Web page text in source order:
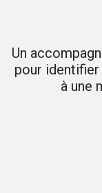
Un
pour
à une